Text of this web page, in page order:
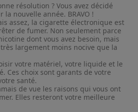
résolution ? Vous avez décidé
la nouvelle année. BRAVO !
assez, la cigarette électronique est
de fumer. Non seulement parce
dont vous avez besoin, mais
largement moins nocive que la
votre matériel, votre liquide et le
Ces choix sont garants de votre
santé.
de vue les raisons qui vous ont
Elles resteront votre meilleure